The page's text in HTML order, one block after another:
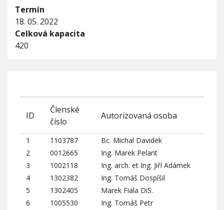
Termín
18. 05. 2022
Celková kapacita
420
ID
Členské
číslo
Autorizovaná osoba
1 1103787
Bc. Michal Davidek
2
0012665
Ing. Marek Pelant
3
1002118
Ing. arch. et Ing. Jiří Adámek
4
1302382
Ing. Tomáš Dospíšil
5
1302405
Marek Fiala DiS.
6
1005530
Ing. Tomáš Petr